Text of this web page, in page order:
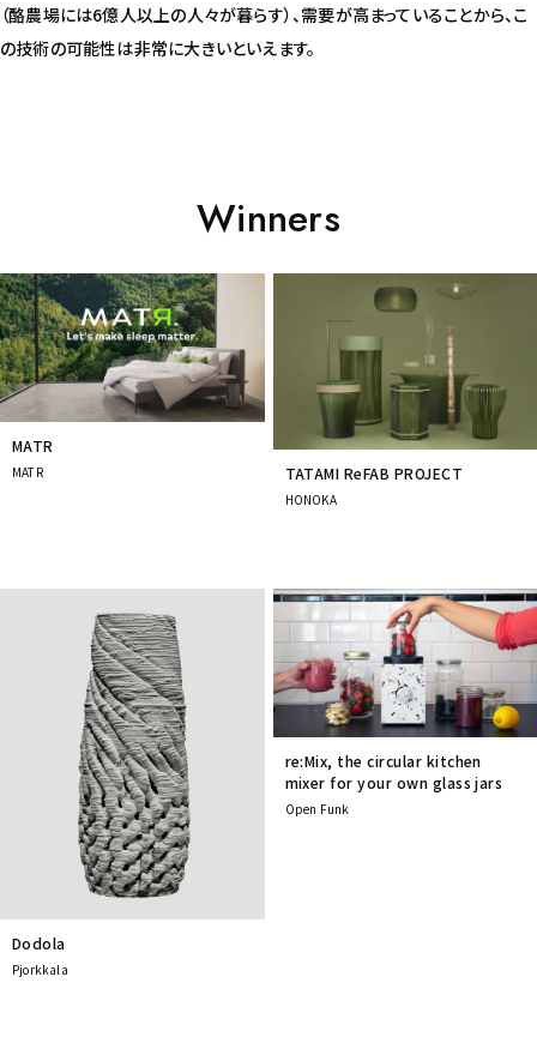
（酪農場には6億人以上の人々が暮らす）、需要が高まっていることから、こ
の技術の可能性は非常に大きいといえます。
Winners
Prev
Next
MATR
MATR TATAMI ReFAB PROJECT
HONOKA
Dodola
Pjorkkala
re:Mix, the circular kitchen
mixer for your own glass jars
Open Funk